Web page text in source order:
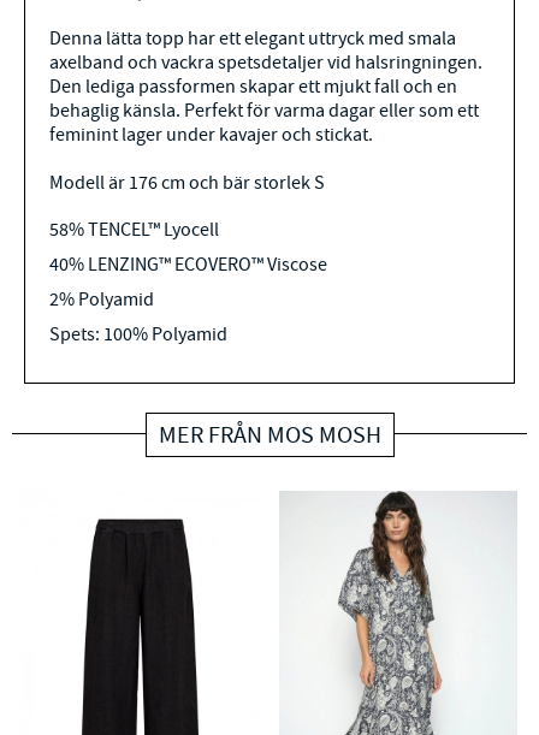
Denna lätta topp har ett elegant uttryck med smala
axelband och vackra spetsdetaljer vid halsringningen.
Den lediga passformen skapar ett mjukt fall och en
behaglig känsla. Perfekt för varma dagar eller som ett
feminint lager under kavajer och stickat.
Modell är 176 cm och bär storlek S
58% TENCEL™ Lyocell
40% LENZING™ ECOVERO™ Viscose
2% Polyamid
Spets: 100% Polyamid
MER FRÅN MOS MOSH